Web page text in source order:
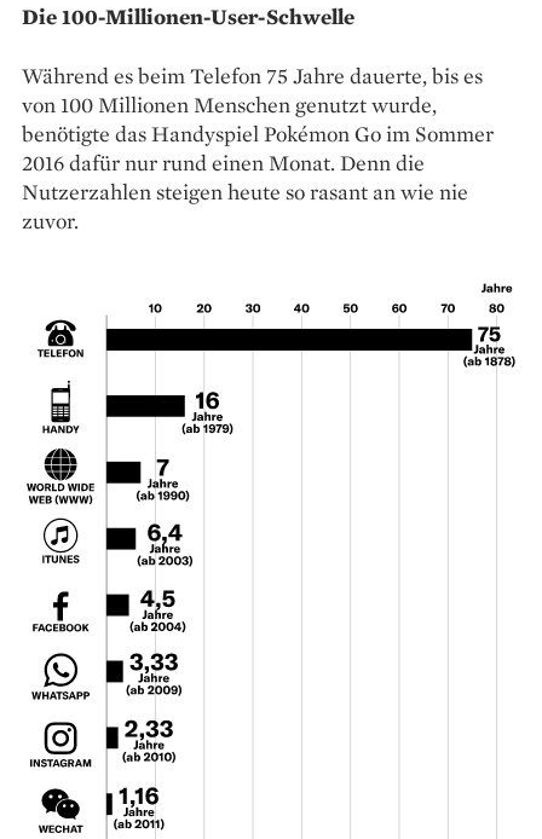
Die 100-Millionen-User-Schwelle
Während es beim Telefon 75 Jahre dauerte, bis es
von 100 Millionen Menschen genutzt wurde,
benötigte das ­Handyspiel Pokémon Go im Sommer
2016 dafür nur rund einen Monat. Denn die
Nutzerzahlen steigen heute so rasant an wie nie
zuvor.